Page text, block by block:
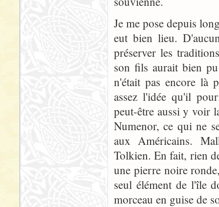
Je me pose depuis
eut bien lieu.
préserver les
son fils aurait bien
n'était pas encore là
assez l'idée qu'il
peut-être aussi y voir
Numenor, ce qui ne
aux Américains.
Tolkien. En fait, rien
une pierre noire
seul élément de l'île
morceau en guise de